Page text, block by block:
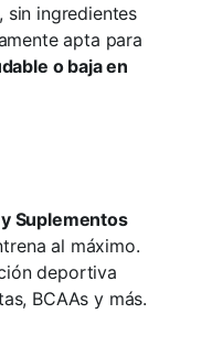
sin ingredientes
apta para
o baja en
Suplementos
al máximo.
deportiva
BCAAs y más.